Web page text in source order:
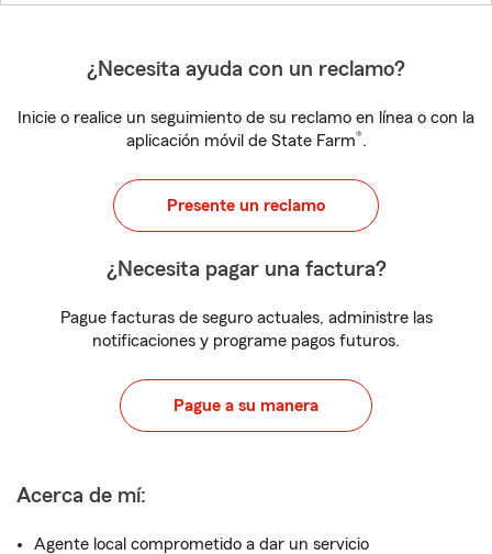
¿Necesita ayuda con un reclamo?
Inicie o realice un seguimiento de su reclamo en línea o con la
aplicación móvil de State Farm®.
Presente un reclamo
¿Necesita pagar una factura?
Pague facturas de seguro actuales, administre las
notificaciones y programe pagos futuros.
Pague a su manera
Acerca de mí:
Agente local comprometido a dar un servicio